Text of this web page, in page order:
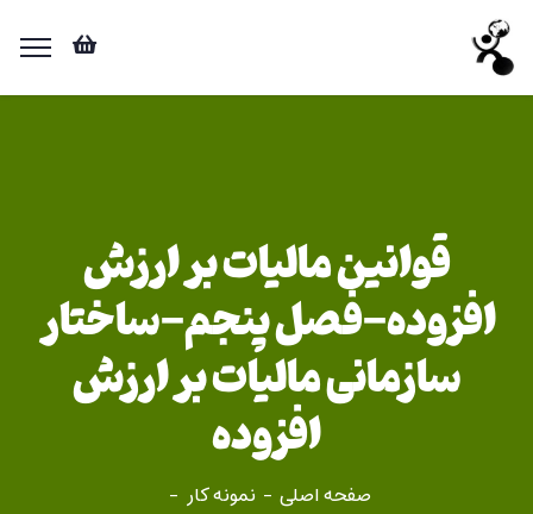
قوانین مالیات بر ارزش
افزوده-فصل پنجم-ساختار
سازمانی مالیات بر ارزش
افزوده
صفحه اصلی
نمونه کار